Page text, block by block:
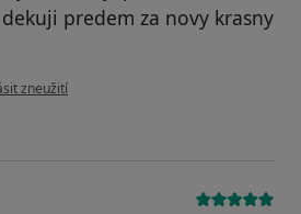
predem za novy krasny
názoru uživatele Váš účet byl odstraněn
zneužití